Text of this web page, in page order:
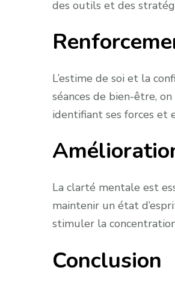
des outils et des
L’estime de soi et la
séances de bien-être,
identifiant ses forces et
La clarté mentale est
maintenir un état
stimuler la
Conclusion